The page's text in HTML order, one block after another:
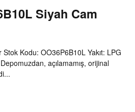
Siyah Cam
Kodu: OO36P6B10L Yakıt: LPG
açılamamış, orijinal